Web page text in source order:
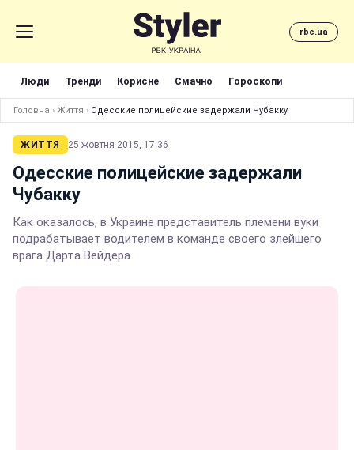
rbc.ua
Люди Тренди Корисне Смачно Гороскопи
Головна › Життя › Одесские полицейские задержали Чубакку
ЖИТТЯ 25 жовтня 2015, 17:36
Одесские полицейские задержали
Чубакку
Как оказалось, в Украине представитель племени вуки
подрабатывает водителем в команде своего злейшего
врага Дарта Вейдера